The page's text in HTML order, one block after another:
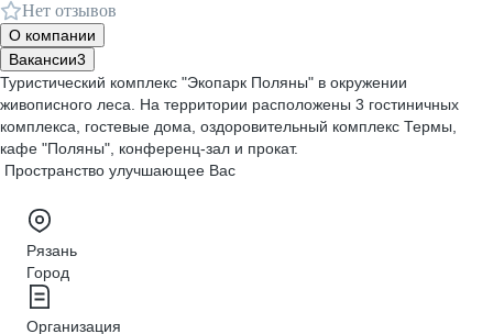
Нет отзывов
О компании
Вакансии3
Туристический комплекс "Экопарк Поляны" в окружении
живописного леса. На территории расположены 3 гостиничных
комплекса, гостевые дома, оздоровительный комплекс Термы,
кафе "Поляны", конференц-зал и прокат.
Пространство улучшающее Вас
Рязань
Город
Организация